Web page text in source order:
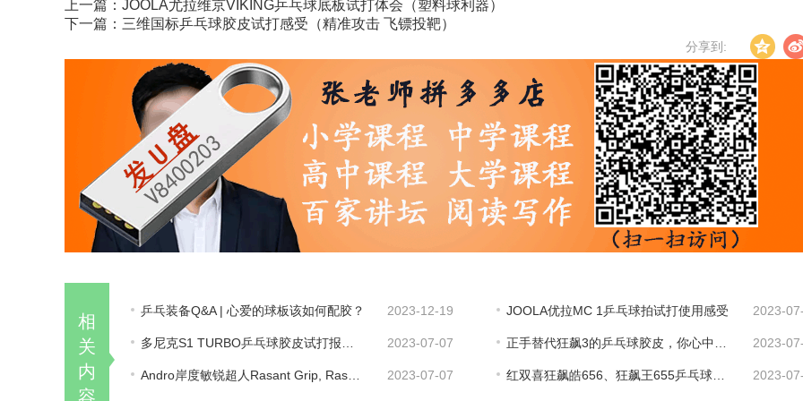
上一篇： JOOLA尤拉维京VIKING乒乓球底板试打体会（塑料球利器）
下一篇： 三维国标乒乓球胶皮试打感受（精准攻击 飞镖投靶）
分享到:
相
关
内
容
乒乓装备Q&A | 心爱的球板该如何配胶？ 2023-12-19
2023-07-07
2023-07-07
JOOLA优拉MC 1乒乓球拍试打使用感受 2023-
2023-
2023-